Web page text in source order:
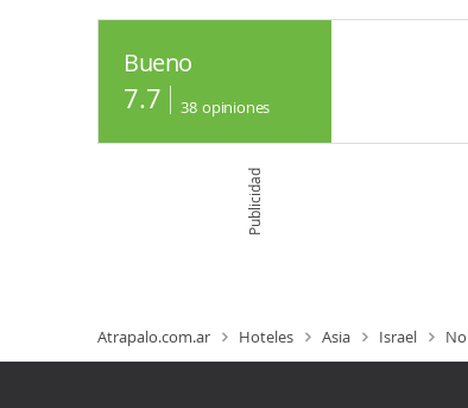
Bueno
7.7 38 opiniones
Publicidad
Atrapalo.com.ar Hoteles Asia Israel